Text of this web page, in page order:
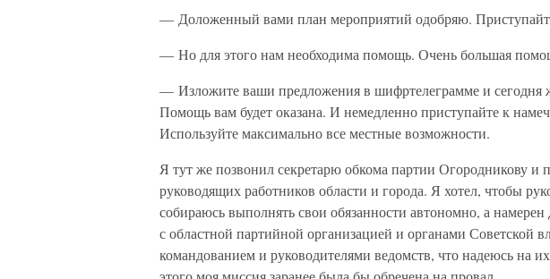
— Доложенный вами план мероприятий одобряю.
— Но для этого нам необходима помощь. Очень большая
— Изложите ваши предложения в шифртелеграмме и сегодня
Помощь вам будет оказана. И немедленно приступайте к
Используйте максимально все местные возможности.
Я тут же позвонил секретарю обкома партии Огородникову и
руководящих работников области и города. Я хотел, чтобы
собираюсь выполнять свои обязанности автономно, а намерен
с областной партийной организацией и органами Советской
командованием и руководителями ведомств, что надеюсь на